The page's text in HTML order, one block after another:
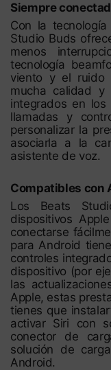
Siempre
Con la
Studio Buds
menos
tecnología
viento y el ruido
mucha calidad y
integrados en los
llamadas y
personalizar la
asociarla a la
asistente de voz.
Compatibles con
Los Beats
dispositivos
conectarse
para Android
controles
dispositivo (por
las
Apple, estas
tienes que
activar Siri con
conector de
solución de
Android.